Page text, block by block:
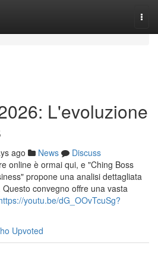
L'evoluzione
ago News
Discuss
online è ormai qui, e "Ching Boss
propone una analisi dettagliata
convegno offre una vasta
youtu.be/dG_OOvTcuSg?
Upvoted